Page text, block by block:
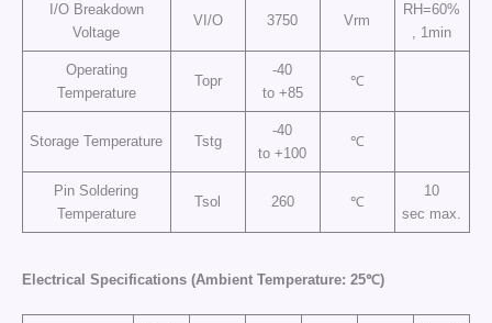
I/O Breakdown
Voltage
VI/O 3750 Vrm
RH=60%
, 1min
Operating
Temperature
Topr
-40
to +85
℃
Storage Temperature Tstg
-40
to +100
℃
Pin Soldering
Temperature
Tsol 260 ℃
10
sec max.
Electrical Specifications (Ambient Temperature: 25℃)